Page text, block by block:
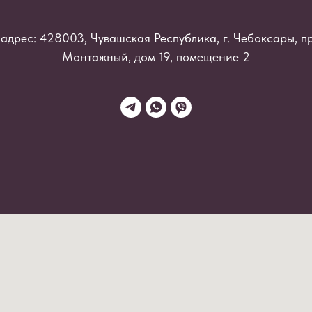
428003, Чувашская Республика, г. Чебоксары,
Монтажный, дом 19, помещение 2